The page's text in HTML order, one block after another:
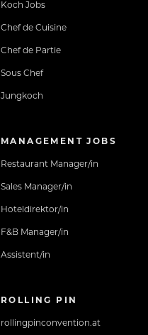
Koch Jobs
Chef de Cuisine
Chef de Partie
Sous Chef
Jungkoch
MANAGEMENT JOBS
Restaurant Manager/in
Sales Manager/in
Hoteldirektor/in
F&B Manager/in
Assistent/in
ROLLING PIN
rollingpinconvention.at